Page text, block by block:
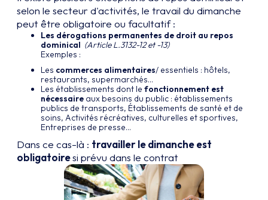
selon le secteur d'activités, le travail du dimanche
peut être obligatoire ou facultatif :
Les dérogations permanentes de droit au repos
dominical (Article L.3132-12 et -13)
Exemples :
Les commerces alimentaires/ essentiels : hôtels,
restaurants, supermarchés…
Les établissements dont lefonctionnement est
nécessaire aux besoins du public : établissements
publics de transports, Établissements de santé et de
soins, Activités récréatives, culturelles et sportives,
Entreprises de presse…
Dans ce cas-là : travailler le dimanche est
obligatoiresi prévu dans le contrat